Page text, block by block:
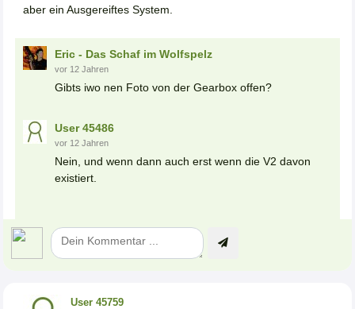
aber ein Ausgereiftes System.
Eric - Das Schaf im Wolfspelz
vor 12 Jahren
Gibts iwo nen Foto von der Gearbox offen?
User 45486
vor 12 Jahren
Nein, und wenn dann auch erst wenn die V2 davon
existiert.
User 45759